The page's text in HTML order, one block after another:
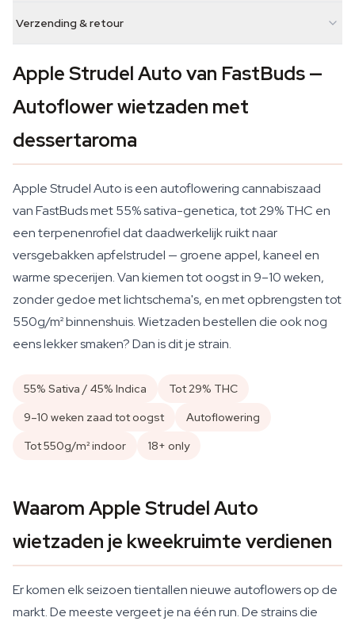
Verzending & retour
Apple Strudel Auto van FastBuds —
Autoflower wietzaden met
dessertaroma
Apple Strudel Auto is een autoflowering cannabiszaad
van FastBuds met 55% sativa-genetica, tot 29% THC en
een terpenenrofiel dat daadwerkelijk ruikt naar
versgebakken apfelstrudel — groene appel, kaneel en
warme specerijen. Van kiemen tot oogst in 9–10 weken,
zonder gedoe met lichtschema's, en met opbrengsten tot
550g/m² binnenshuis. Wietzaden bestellen die ook nog
eens lekker smaken? Dan is dit je strain.
55% Sativa / 45% Indica
Tot 29% THC
9–10 weken zaad tot oogst
Autoflowering
Tot 550g/m² indoor
18+ only
Waarom Apple Strudel Auto
wietzaden je kweekruimte verdienen
Er komen elk seizoen tientallen nieuwe autoflowers op de
markt. De meeste vergeet je na één run. De strains die